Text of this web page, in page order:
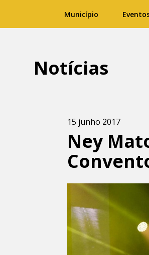
Município
Notícias
15 junho 2017
Ney